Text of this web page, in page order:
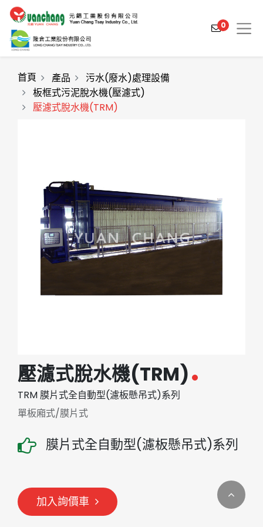
產品介紹
工程實績
最新消息
聯絡我們
0
首頁 產品
污水(廢水)處理設備
板框式污泥脫水機(壓濾式)
壓濾式脫水機(TRM)
壓濾式脫水機(TRM)
TRM 膜片式全自動型(濾板懸吊式)系列
單板廂式/膜片式
膜片式全自動型(濾板懸吊式)系列
加入詢價車